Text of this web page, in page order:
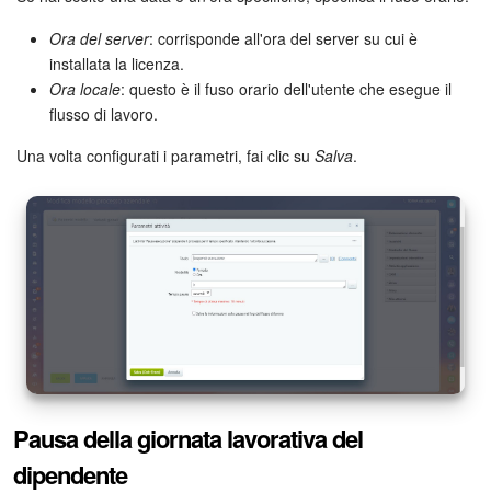
Ora del server: corrisponde all'ora del server su cui è
installata la licenza.
Ora locale: questo è il fuso orario dell'utente che esegue il
flusso di lavoro.
Una volta configurati i parametri, fai clic su Salva.
Pausa della giornata lavorativa del
dipendente